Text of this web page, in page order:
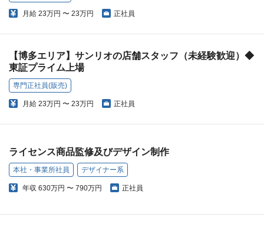
月給 23万円 〜 23万円 正社員
【博多エリア】サンリオの店舗スタッフ（未経験歓迎）◆
東証プライム上場
専門正社員(販売)
月給 23万円 〜 23万円 正社員
ライセンス商品監修及びデザイン制作
本社・事業所社員 デザイナー系
年収 630万円 〜 790万円 正社員